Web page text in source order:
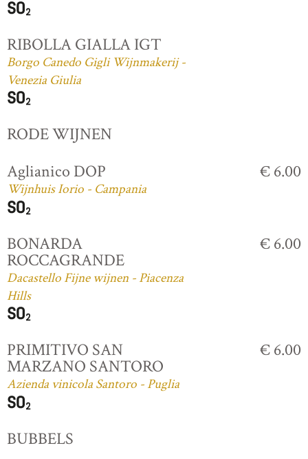
RIBOLLA GIALLA IGT
Borgo Canedo Gigli Wijnmakerij -
Venezia Giulia
RODE WIJNEN
Aglianico DOP
Wijnhuis Iorio - Campania
€ 6.00
BONARDA
ROCCAGRANDE
Dacastello Fijne wijnen - Piacenza
Hills
€ 6.00
PRIMITIVO SAN
MARZANO SANTORO
Azienda vinicola Santoro - Puglia
€ 6.00
BUBBELS